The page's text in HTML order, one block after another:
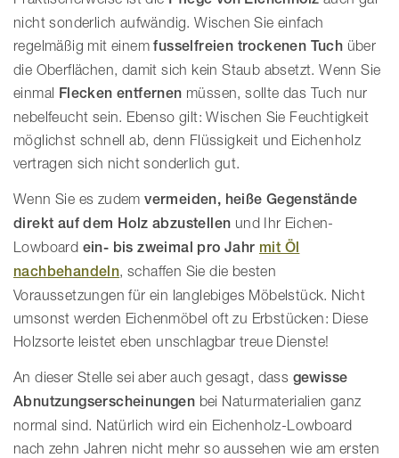
nicht sonderlich aufwändig. Wischen Sie einfach
regelmäßig mit einemfusselfreien trockenen Tuch über
die Oberflächen, damit sich kein Staub absetzt. Wenn Sie
einmal
Flecken entfernen müssen, sollte das Tuch nur
nebelfeucht sein. Ebenso gilt: Wischen Sie Feuchtigkeit
möglichst schnell ab, denn Flüssigkeit und Eichenholz
vertragen sich nicht sonderlich gut.
Wenn Sie es zudemvermeiden, heiße Gegenstände
direkt auf dem Holz abzustellen und Ihr Eichen-
Lowboard ein- bis zweimal pro Jahr mit Öl
nachbehandeln, schaffen Sie die besten
Voraussetzungen für ein langlebiges Möbelstück. Nicht
umsonst werden Eichenmöbel oft zu Erbstücken: Diese
Holzsorte leistet eben unschlagbar treue Dienste!
An dieser Stelle sei aber auch gesagt, dass gewisse
Abnutzungserscheinungen bei Naturmaterialien ganz
normal sind. Natürlich wird ein Eichenholz-Lowboard
nach zehn Jahren nicht mehr so aussehen wie am ersten